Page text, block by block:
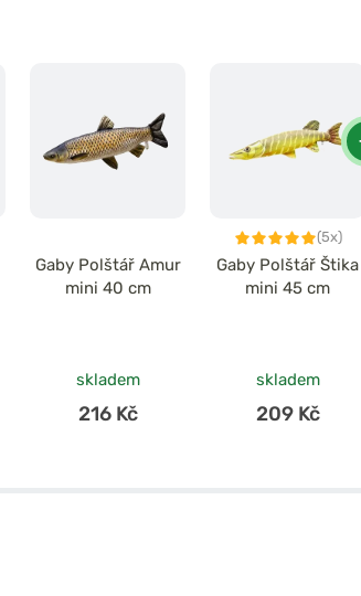
Gaby Polštář Amur
mini 40 cm
skladem
216 Kč
(5x)
Gaby Polštář Štika
mini 45 cm
skladem
209 Kč